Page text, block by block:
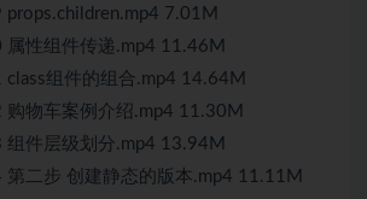
7.01M
性组件传递.mp4 11.46M
组件的组合.mp4 14.64M
物车案例介绍.mp4 11.30M
件层级划分.mp4 13.94M
二步 创建静态的版本.mp4 11.11M